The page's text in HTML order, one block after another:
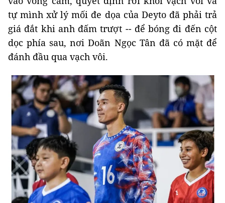
tự mình xử lý mối đe dọa của Deyto đã phải trả
giá đắt khi anh đấm trượt -- để bóng đi đến cột
dọc phía sau, nơi Doãn Ngọc Tân đã có mặt để
đánh đầu qua vạch vôi.